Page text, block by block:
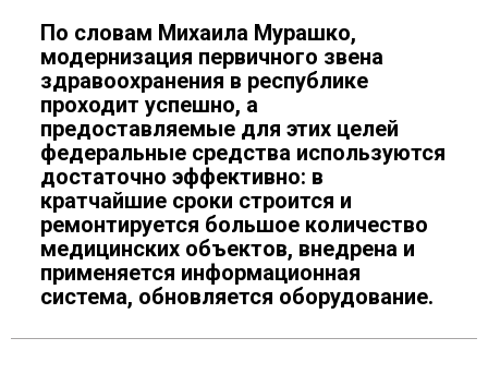
По словам Михаила Мурашко,
модернизация первичного звена
здравоохранения в республике
проходит успешно, а
предоставляемые для этих целей
федеральные средства используются
достаточно эффективно: в
кратчайшие сроки строится и
ремонтируется большое количество
медицинских объектов, внедрена и
применяется информационная
система, обновляется оборудование.